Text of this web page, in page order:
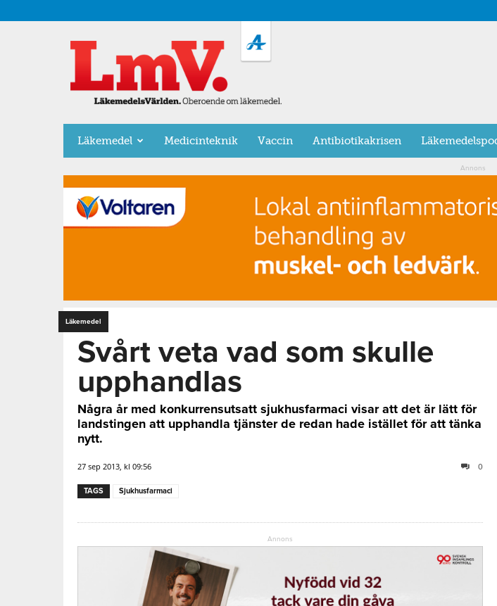
LäkemedelsVärlden
Läkemedel Medicinteknik Vaccin Antibiotikakrisen
Annons
Läkemedel
Svårt veta vad som skulle
upphandlas
Några år med konkurrensutsatt sjukhusfarmaci visar att det är lätt för
landstingen att upphandla tjänster de redan hade istället för att tänka
nytt.
27 sep 2013, kl 09:56 0
TAGS Sjukhusfarmaci
Annons